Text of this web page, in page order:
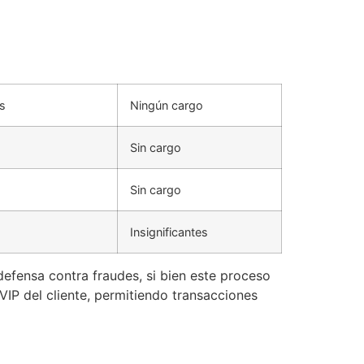
Ningún cargo
Sin cargo
Sin cargo
Insignificantes
contra fraudes, si bien este proceso
del cliente, permitiendo transacciones